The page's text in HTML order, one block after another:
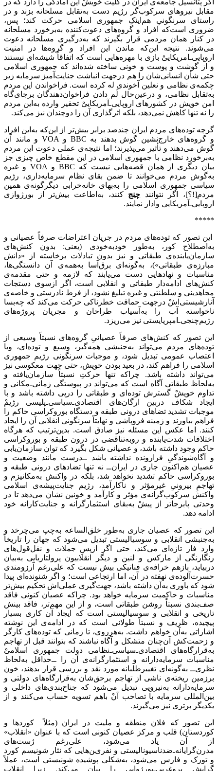
مقابل نیروهای سرکوب‌گر رژیم دست به‌تقابل مسلحانه بزند و در
راستای سرنگونیِ هم‌اینکِ جمهوری اسلامی حرکت کند؛ پس،
ضروری است‌که افراد و گروه‌های دعوت‌کننده به‌برخورد مسلحانه
در کنار همان مردمی قرار بگیرند که به‌درگیری مسلحانه دعوت
می‌شوند.‌ نتیجه این‌که ماندن این افراد و گروه‌ها در امنیت
اروپایی‌ـ‌امریکاییْ بازی با مهره‌هایی است که اتفاقاً شیشه‌ای نیستند
و از گوشت و پوست و خونی ساخته شده‌اند که جمهوری اسلامی
حتی شأن انسانی‌شان را هم درجهت انباشت جنایت‌آمیز سرمایه زیر
چکمه‌ی نظامی و نعلین آخوندی له کرده است. فراخواندن این مردم
به‌تقابل نظامی، و درعین‌حال لَم دادن فراخوان‌‌دهندگان برجای‌گاه
امن خویش در کشورهای اروپایی‌ـ‌آمریکاییْ تحقیر وارده به‌این مردم
را نه تنها کاهش نمی‌دهد، بلکه اثرگذاری آن را دوچندان نیز می‌کند.
گرچه توده‌های مردم ایران چندصد برابر بیش‌تر از این‌که به‌این افراد
و گروه‌های خارج‌نشین گوش بدهند به‌ BBC و VOA و مانند آن
گوش می‌دهند و تأثیر می‌پذیرند؛ اما نتیجه‌ی عملی دعوت این مردم
به‌برخورد نظامی با جمهوری اسلامی در این مقطع خاص چیزی جز
بیان دیگری از همان قصه‌هایی نیست که BBC و VOA و غیره
به‌گوش مردم می‌خوانند تا ضمن بقای نظام سرمایه‌داری، رژیم
سیاسی جمهوری اسلامی را به‌بهای خانه‌خرابی دیگرگونه‌ی همین
مردم[!؟]، اگر نتوانند چنج کنند، به‌اطاعت بیش‌تر از بورژوازی
اروپایی‌ـ‌آمریکایی وادار نمایند.
*****
این تصور که توده‌های مردم در جریان اعتراضات صرفاً عصیانی و
به‌اصطلاح کور، به‌طور خودبه‌خودی (یعنی: بدون کنش‌های
سازمان‌یابنده‌ی طبقاتی و نیز بدون تبادلات برخاسته از «دانش
مبارزه‌ی طبقاتی»)، به‌گونه‌ای برق‌آسا به‌همه‌ی آن دانستگی‌ها،
مناسبات و نهادهایی دست می‌یابند که لازمه و حتی مقدمه‌ی
کنش‌های ادامه‌دار طبقاتی و انقلابی است، اگر ازسوی دستجات
مجاهدینی و سلطنتی و غیره تبلیغ نشود، از فرط نادرستی و خاصه‌ی
آنارشیستی‌اشْ درجهت حماقت خطرناکی‌ حرکت می‌کند که چه‌بسا
ناخواسته آب را به‌آسیاب طراحان و مجریان پروژه‌های
رژیم‌چنجی‌ـ‌امپریایستی نیز می‌ریزد.
این تصور که کنش‌های صرفاً عصیانیِ گروه‌های نسبتاً وسیعی از
توده‌های مردم می‌تواند به‌جنبشی همه‌گیر، وسیع و توده‌ای، ویا
اعتصاب عمومی تبدیل شود، و موجبات سرنگونی رژیم جمهوری
اسلامی را فراهم کند، در بعید بودن خویش، حتی جهت معکوسی نیز
می‌تواند داشته باشد. چراکه تنها حرکتِ نسبتاً سازمان‌یافته و
به‌لحاظ طبقاتی آگاه است که می‌تواند در پیوستگی زمانی‌ـ‌مکانی و
تداوم خویشْ گسترش توده‌ای و طبقاتی را درپی داشته باشد و با
ایجاد شکاف دربین ارگان‌های اقتصادی‌ـ‌سیاسی‌ـ‌پلیسی رژیمْ
موجبات تشدید تضاهای درونی طبقه‌ و دستگاه بوروکراسی حاکم را
فراهم بیاورند و زمینه فروپاشی و نهایتاً سرنگونی انقلابی آن را ایجاد
کنند. اما عکس این مسئله نیز صادق است. بدین‌ترتیب که هرگاه
اختلافات شدت‌یابنده‌ و روبه‌تناقضی در درون طبقه و بوروکراسی
حاکم وجود داشته باشد، و عصیانی شکل بگیرد که توان سازمان‌یابی
و آگاه‌شوندگیِ فرارونده نداشته باشد ــ‌درست مانند وضعیت و
عصیان هم‌اکنون جاری ‌‌در ایران‌ــ نه تنها تضادهای درونی طبقه‌ و
بوروکراسی حاکم تشدید نخواهد شد، بلکه در واکنش به‌مکانیزم و
تهاجمِ بیرونیِ غیرمؤثر و ناکارآمد، رژیم جنایت‌پیشه‌ی اسلامی
واکنش سرکوب‌گرانه‌‌ی مؤثر و کارآمد و خونین نشان می‌دهد تا در
وحدتی پابرجاتر از پیشْ به‌بقای استثمارگرانه و جنایت‌کارانه خود
ادامه ‌دهد.
این تصور که عصیان جاری به‌‌طور خلق‌الساعه‌ به‌چپ می‌چرخد و
به‌جنبشی انقلابی و سوسیالیستی تبدیل می‌شود که جهان را تاریخاً
وارد فاز تازه‌ای می‌کند، حتی اگر ازپسِ جملات و نقل‌قول‌های
رنگارنگی از مارکس و لنین و دیگر انقلابیون پرولتاریایی به‌بیان
دربیاید، بازهم خرافه‌ی فناتیکی بیش نیست که علی‌رغم آرزومندی
حسرت‌آلوده‌ی نهفته در آن، اما ارتجاعی است؛ و اگر شنونده‌ای پیدا
شود که باوری به‌آن داشته باشد، جهت‌گیری عملی‌اش تحکیم بیش‌تر
مناسبات و حاکمیت سرمایه خواهد بود. چراکه عصیان کنونی فاقد
صف‌بندی نسبتاً روشن طبقاتی است، و از این مهم‌تر، فاقد بینش
تاریخی و انقلابی و سوسیالیستی است که ایجاد آن کاری بسیار
پیچیده، ظریف و نسبتاً طولانی است که در ادامه‌ی این نوشته
اشاراتی به‌آن خواهم داشت. به‌هرروی، تا زمانی که توده‌های کارگر
و زحمت‌کش آن‌چنان متشکل و آگاه نباشند که بتوانند قبل از تهاجم
به‌‌قرارگاه‌های اقتصادی‌ـ‌سیاسی‌ـ‌نظامی دولت جمهوری اسلامیْ
مناسبات سرمایه‌دارانه و استثمارگرانه‌ی آن را ــ‌حداقل به‌لحاظ
نظری‌ــ به‌گونه‌ای تغییر‌طلبانه مورد نقد و بررسی قرار بدهند، خون
برزمین ریخته‌ی ناشی از تهاجم برحق‌شان به‌قرارگاه‌های دولتی و
سرمایه‌دارانه به‌نیرویی تبدیل می‌شود که جناح‌بندی‌های داخلی و
بین‌المللی سرمایه با تصاحب آنْ باهم تسویه حساب می‌کنند و از
یکدیگر برتری نیز می‌گیرند.
این تصور که فلان منطقه و ملیت در ایران (مثلاً کوردها و
کوردستان) قلب و مرکز عصیان کنونی است که با عنوان «انقلاب»
از آن یاد می‌شود، علی‌رغم ژست‌های
مدرن‌گرایانه‌ـ‌ضدناسیونالیستی و نفرین‌هایی که نثار شونیسم کورد
و تورک و فارس می‌‌شود، به‌شکلی پوشیده شونیستی‌ است، عملاً
گرایش پروغربی‌ـ‌بورژوایی را بیان می‌کند. زیرا انقلاب